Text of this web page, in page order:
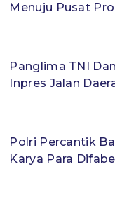
Menuju Pusat
Panglima TNI
Inpres Jalan
Polri Percantik
Karya Para